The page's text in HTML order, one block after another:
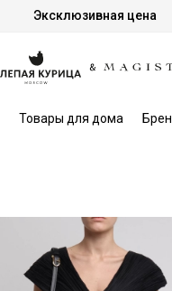
Эксклюзивная цена
Товары для дома